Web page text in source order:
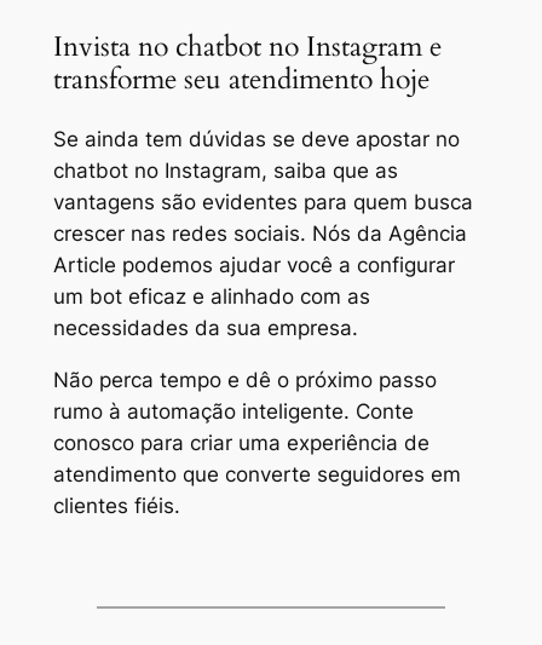
Invista no chatbot no Instagram e
transforme seu atendimento hoje
Se ainda tem dúvidas se deve apostar no
chatbot no Instagram, saiba que as
vantagens são evidentes para quem busca
crescer nas redes sociais. Nós da Agência
Article podemos ajudar você a configurar
um bot eficaz e alinhado com as
necessidades da sua empresa.
Não perca tempo e dê o próximo passo
rumo à automação inteligente. Conte
conosco para criar uma experiência de
atendimento que converte seguidores em
clientes fiéis.